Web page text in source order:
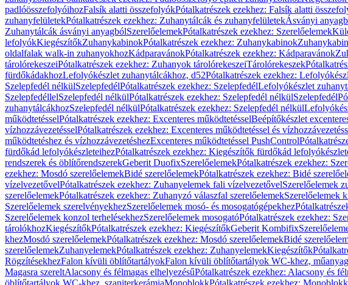
padlóösszefolyóihozFalsík alatti összefolyókPótalkatrészek ezekhez: Falsík alatti
zuhanyfelületekPótalkatrészek ezekhez: Zuhanytálcák és zuhanyfelületekÁsványi
Zuhanytálcák ásványi anyagbólSzerelőelemekPótalkatrészek ezekhez: Szerelőelemek
lefolyókKiegészítőkZuhanykabinokPótalkatrészek ezekhez: Zuhanykabinok
oldalfalak walk-in zuhanyokhozKádparavánokPótalkatrészek ezekhez: Kádparavánok
tárolórekeszeiPótalkatrészek ezekhez: Zuhanyok tárolórekeszeiTárolórekeszek
fürdőkádakhozLefolyókészlet zuhanytálcákhoz, d52Pótalkatrészek ezekhez:
Szelepfedél nélkülSzelepfedélPótalkatrészek ezekhez: SzelepfedélLefolyókészlet
SzelepfedéllelSzelepfedél nélkülPótalkatrészek ezekhez: Szelepfedél nélkülSzelepfedél
zuhanytálcákhozSzelepfedél nélkülPótalkatrészek ezekhez: Szelepfedél nélkül
működtetésselPótalkatrészek ezekhez: Excenteres működtetésselBeépítőkészlet
vízhozzávezetésselPótalkatrészek ezekhez: Excenteres működtetéssel és
működtetéshez és vízhozzávezetéshezExcenteres működtetéssel PushControl
fürdőkád lefolyókészleteihezPótalkatrészek ezekhez: Kiegészítők fürdőkád
rendszerek és öblítőrendszerekGeberit DuofixSzerelőelemekPótalkatrészek ezekhez:
ezekhez: Mosdó szerelőelemekBidé szerelőelemekPótalkatrészek ezekhez: Bidé
vízelvezetővelPótalkatrészek ezekhez: Zuhanyelemek fali vízelvezetővelSzerelőelemek
szerelőelemekPótalkatrészek ezekhez: Zuhanyzó válaszfal szerelőelemekSzerelőelemek
Szerelőelemek szerelvényekhezSzerelőelemek mosó- és mosogatógépekhez
Szerelőelemek konzol terhelésekhezSzerelőelemek mosogatóPótalkatrészek ezekhez:
tárolókhozKiegészítőkPótalkatrészek ezekhez: KiegészítőkGeberit Kombifix
khezMosdó szerelőelemekPótalkatrészek ezekhez: Mosdó szerelőelemekBidé
szerelőelemekZuhanyelemekPótalkatrészek ezekhez: ZuhanyelemekKiegészítők
RögzítésekhezFalon kívüli öblítőtartályokFalon kívüli öblítőtartályok WC-khez,
Magasra szereltAlacsony és félmagas elhelyezésűPótalkatrészek ezekhez: Alacsony és
öblítőtartályok WC-khez, szaniterkerámiaMonoblokkPótalkatrészek ezekhez: Monoblokk